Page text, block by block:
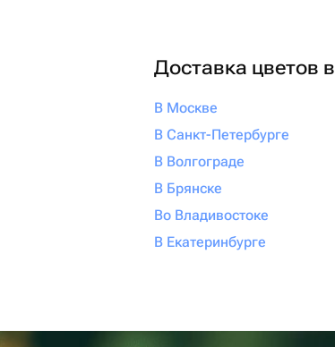
Доставка цветов
В Москве
В Санкт-Петербурге
В Волгограде
В Брянске
Во Владивостоке
В Екатеринбурге